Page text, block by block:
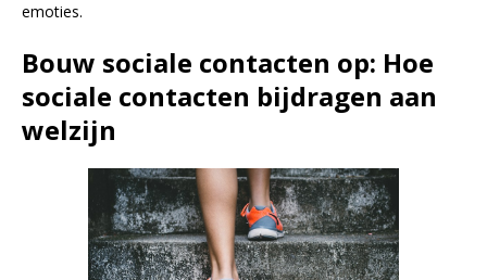
emoties.
Bouw sociale contacten op: Hoe
sociale contacten bijdragen aan
welzijn